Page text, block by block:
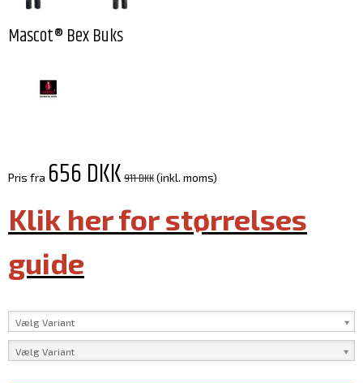
Mascot® Bex Buks
Pris fra 656 DKK911 DKK(inkl. moms)
Klik her for størrelses
guide
Vælg Variant
Vælg Variant